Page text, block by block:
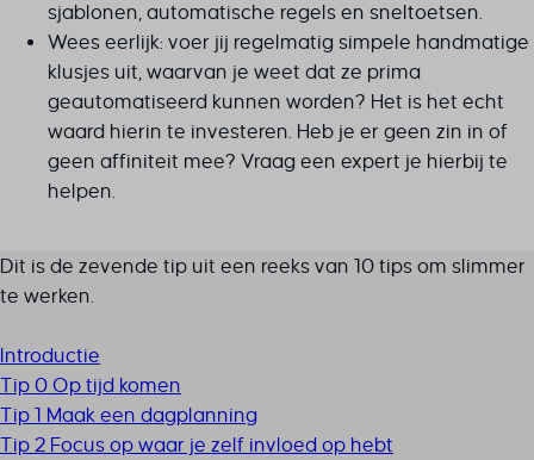
sjablonen, automatische regels en sneltoetsen.
Wees eerlijk: voer jij regelmatig simpele handmatige
klusjes uit, waarvan je weet dat ze prima
geautomatiseerd kunnen worden? Het is het écht
waard hierin te investeren. Heb je er geen zin in of
geen affiniteit mee? Vraag een expert je hierbij te
helpen.
Dit is de zevende tip uit een reeks van 10 tips om slimmer
te werken.
Introductie
Tip 0 Op tijd komen
Tip 1 Maak een dagplanning
Tip 2 Focus op waar je zelf invloed op hebt